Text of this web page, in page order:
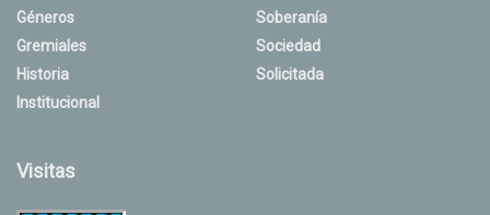
Géneros
Gremiales
Historia
Institucional
Soberanía
Sociedad
Solicitada
Visitas